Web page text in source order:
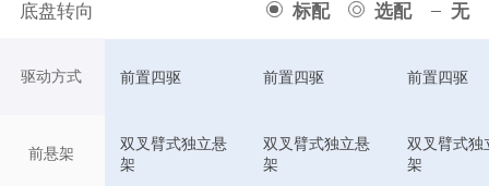
底盘转向 标配 选配 无
驱动方式
前悬架
前置四驱 前置四驱 前置四驱
双叉臂式独立悬
架
双叉臂式独立悬
架
双叉臂式独
架